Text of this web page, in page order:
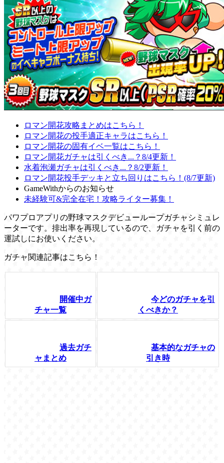
ロマン開花攻略まとめはこちら！
ロマン開花の投手適正キャラはこちら！
ロマン開花の固有イベ一覧はこちら！
ロマン開花ガチャは引くべき...？8/4更新！
水着泡瀬ガチャは引くべき...？8/2更新！
ロマン開花投手デッキと立ち回りはこちら！(8/7更新)
GameWithからのお知らせ
未経験可&完全在宅！攻略ライター募集！
パワプロアプリの野球マスクデビューループガチャシミュレ
ーターです。排出率を再現しているので、ガチャを引く前の
運試しにお使いください。
ガチャ関連記事はこちら！
開催中ガ
チャ一覧
今どのガチャを引
くべきか？
過去ガチ
ャまとめ
基本的なガチャの
引き時